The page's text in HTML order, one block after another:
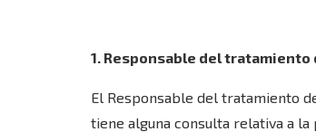
1. Responsable del
El Responsable del tratamiento de
tiene alguna consulta relativa a la